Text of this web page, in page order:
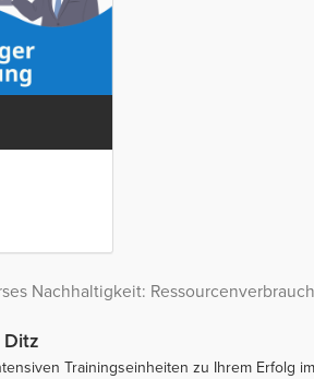
Nachhaltigkeit:
Trainingseinheiten zu Ihrem Erfolg